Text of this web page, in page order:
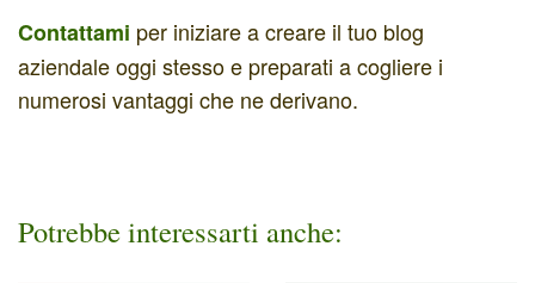
Contattami per iniziare a creare il tuo blog
aziendale oggi stesso e preparati a cogliere i
numerosi vantaggi che ne derivano.
Potrebbe interessarti anche: